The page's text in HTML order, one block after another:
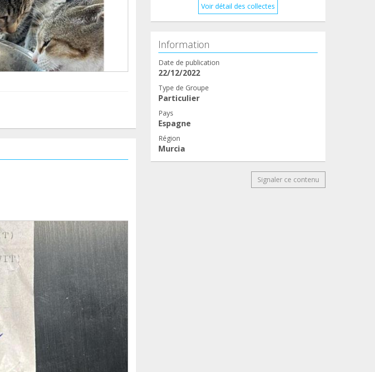
Voir détail des collectes
Information
Date de publication
22/12/2022
Type de Groupe
Particulier
Pays
Espagne
Région
Murcia
Signaler ce contenu